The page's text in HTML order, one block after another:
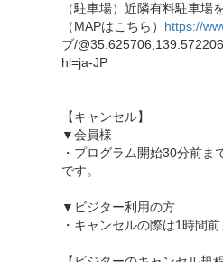
（駐車場）近隣有料駐車場
（MAPはこちら） https://
ブ/
hl=ja-JP
【キャンセル】
▼会員様
・プログラム開始30分前
です。
▼ビジター利用の方
・キャンセルの際は1時間